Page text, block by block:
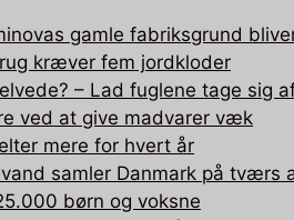
gamle fabriksgrund
kræver fem jordkloder
– Lad fuglene tage sig
ved at give madvarer væk
mere for hvert år
samler Danmark på tværs
børn og voksne